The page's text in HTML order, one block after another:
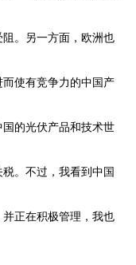
。另一方面，欧洲也
使有竞争力的中国产
的光伏产品和技术世
。不过，我看到中国
正在积极管理，我也